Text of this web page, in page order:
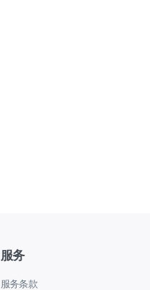
服务
服务条款